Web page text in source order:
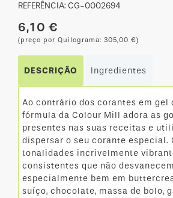
REFERÊNCIA: CG-0002694
6,10 €
(preço por Quilograma: 305,00 €)
DESCRIÇÃO Ingredientes
Ao contrário dos corantes em gel
fórmula da Colour Mill adora as
presentes nas suas receitas e
dispersar o seu corante especial.
tonalidades incrivelmente
consistentes que não
especialmente bem em
suíço, chocolate, massa de bolo,